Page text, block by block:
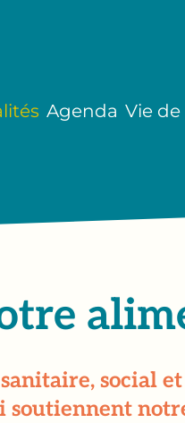
Agenda Vie de
social
soutiennent